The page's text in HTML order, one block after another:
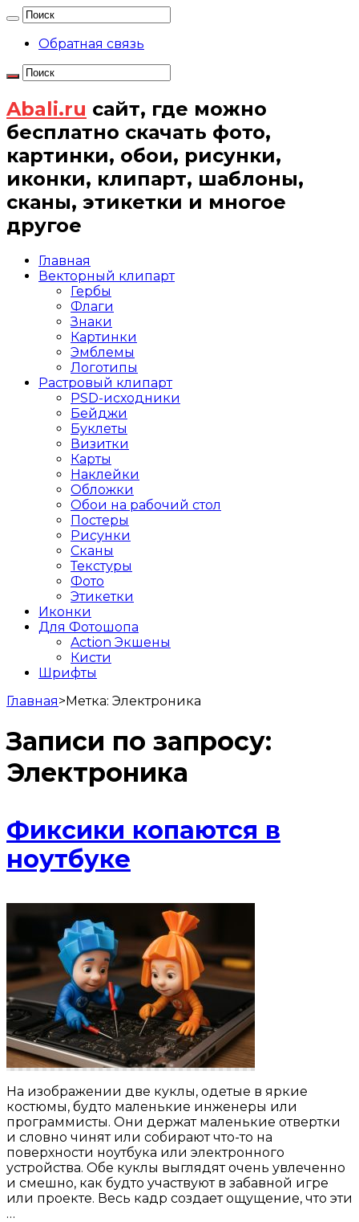
Обратная связь
Abali.ru сайт, где можно
бесплатно скачать фото,
картинки, обои, рисунки,
иконки, клипарт, шаблоны,
сканы, этикетки и многое
другое
Главная
Векторный клипарт
Гербы
Флаги
Знаки
Картинки
Эмблемы
Логотипы
Растровый клипарт
PSD-исходники
Бейджи
Буклеты
Визитки
Карты
Наклейки
Обложки
Обои на рабочий стол
Постеры
Рисунки
Сканы
Текстуры
Фото
Этикетки
Иконки
Для Фотошопа
Action Экшены
Кисти
Шрифты
Главная>Метка: Электроника
Записи по запросу:
Электроника
Фиксики копаются в
ноутбуке
На изображении две куклы, одетые в яркие
костюмы, будто маленькие инженеры или
программисты. Они держат маленькие отвертки
и словно чинят или собирают что-то на
поверхности ноутбука или электронного
устройства. Обе куклы выглядят очень увлеченно
и смешно, как будто участвуют в забавной игре
или проекте. Весь кадр создает ощущение, что эти
…